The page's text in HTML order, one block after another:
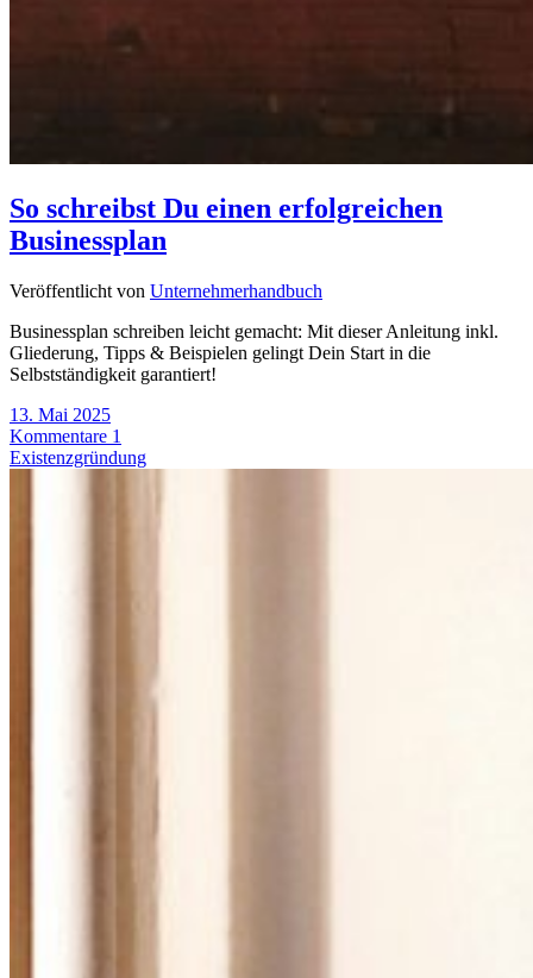
So schreibst Du einen erfolgreichen
Businessplan
Veröffentlicht von Unternehmerhandbuch
Businessplan schreiben leicht gemacht: Mit dieser Anleitung inkl.
Gliederung, Tipps & Beispielen gelingt Dein Start in die
Selbstständigkeit garantiert!
13. Mai 2025
Kommentare 1
Existenzgründung